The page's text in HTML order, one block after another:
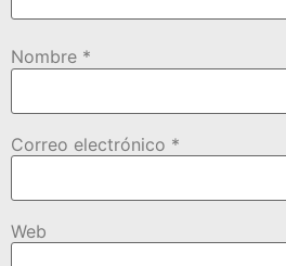
Nombre *
Correo electrónico *
Web